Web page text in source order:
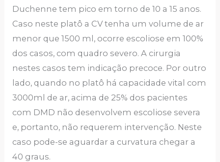
Duchenne tem pico em torno de 10 a 15 anos.
Caso neste platô a CV tenha um volume de ar
menor que 1500 ml, ocorre escoliose em 100%
dos casos, com quadro severo. A cirurgia
nestes casos tem indicação precoce. Por outro
lado, quando no platô há capacidade vital com
3000ml de ar, acima de 25% dos pacientes
com DMD não desenvolvem escoliose severa
e, portanto, não requerem intervenção. Neste
caso pode-se aguardar a curvatura chegar a
40 graus.